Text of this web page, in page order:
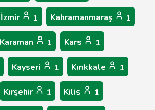
İzmir 1 Kahramanmaraş 1
Karaman 1 Kars 1
Kayseri 1 Kırıkkale 1
Kırşehir 1 Kilis 1